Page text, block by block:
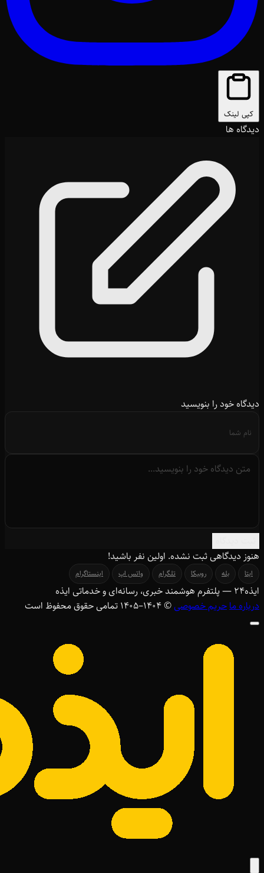
کپی لینک
دیدگاه ها
دیدگاه خود را بنویسید
هنوز دیدگاهی ثبت نشده. اولین نفر باشید!
ایتا بله روبیکا تلگرام واتس اپ اینستاگرام
ایذه۲۴ — پلتفرم هوشمند خبری، رسانه‌ای و خدماتی ایذه
درباره ماحریم خصوصی© ۱۴۰۴–1405 تمامی حقوق محفوظ است